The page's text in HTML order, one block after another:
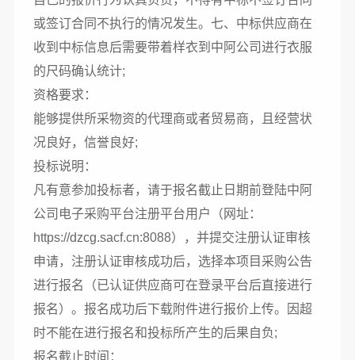
或签订合同不执行的情况发生。七、中标供应商在
收到中标信息后需要带着样衣到中阿公司进行衣服
的尺码确认统计;
资格要求：
能够提供所采物资的代理商或者贸易商，且经营状
况良好，信誉良好;
投标说明：
凡有意参加投标者，请于报名截止日期前登陆中阿
公司电子采购平台注册平台用户（网址：
https://dzcg.sacf.cn:8088），并提交注册认证审核
申请，注册认证审核成功后，选择本项目采购公告
进行报名（已认证供应商可在登录平台后直接进行
报名）。报名成功后下载附件进行报价上传。因超
时不能在进行报名和投标所产生的后果自负;
报名截止时间：